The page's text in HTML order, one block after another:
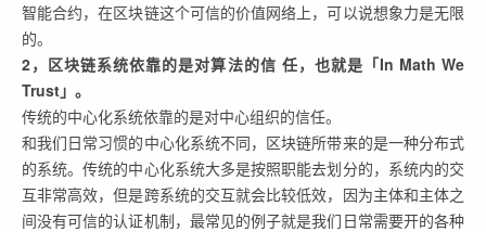
智能合约，在区块链这个可信的价值网络上，可以说想象力是无限
的。
2，区块链系统依靠的是对算法的信 任，也就是「In Math We
Trust」。
传统的中心化系统依靠的是对中心组织的信任。
和我们日常习惯的中心化系统不同，区块链所带来的是一种分布式
的系统。传统的中心化系统大多是按照职能去划分的，系统内的交
互非常高效，但是跨系统的交互就会比较低效，因为主体和主体之
间没有可信的认证机制，最常见的例子就是我们日常需要开的各种